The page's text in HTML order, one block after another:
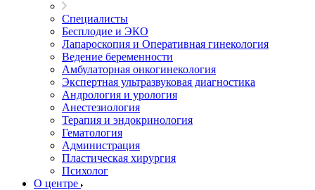
Специалисты
Бесплодие и ЭКО
Лапароскопия и Оперативная гинекология
Ведение беременности
Амбулаторная онкогинекология
Экспертная ультразвуковая диагностика
Андрология и урология
Анестезиология
Терапия и эндокринология
Гематология
Администрация
Пластическая хирургия
Психолог
О центре